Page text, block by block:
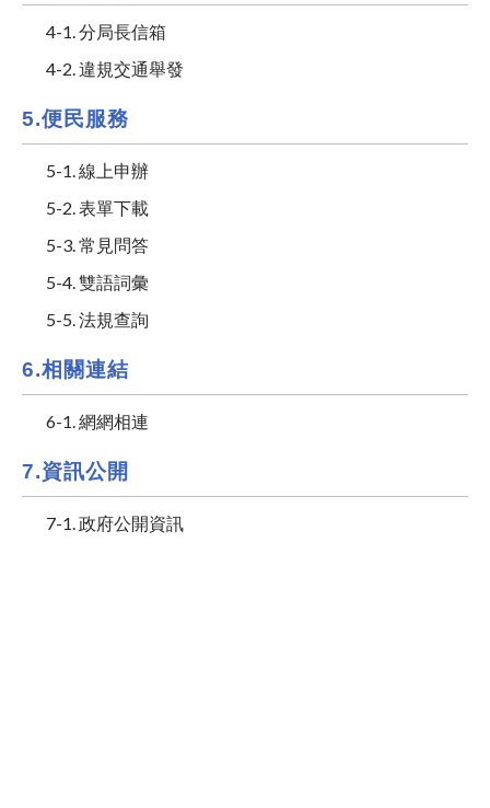
4-1. 分局長信箱
4-2. 違規交通舉發
5.便民服務
5-1. 線上申辦
5-2. 表單下載
5-3. 常見問答
5-4. 雙語詞彙
5-5. 法規查詢
6.相關連結
6-1. 網網相連
7.資訊公開
7-1. 政府公開資訊